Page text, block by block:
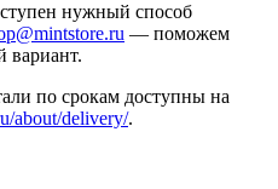
нужный способ
— поможем
вариант.
по срокам доступны на
about/delivery/.